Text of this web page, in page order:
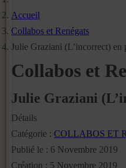
Accueil
Collabos et Renégats
Julie Graziani (L’incorrect) en
Collabos et
Julie Graziani
Détails
Catégorie : COLLABOS ET
Publié le : 6 Novembre 2019
Création : 5 Novembre 2019